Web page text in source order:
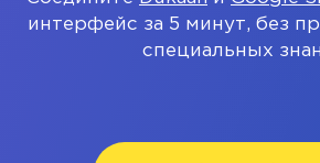
интерфейс за 5 минут, без
специальных